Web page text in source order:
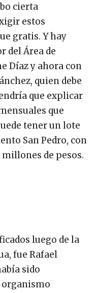
cierta
estos
gratis. Y hay
del Área de
Díaz y ahora con
quien debe
que explicar
que
tener un lote
San Pedro, con
de pesos.
luego de la
fue Rafael
sido
organismo